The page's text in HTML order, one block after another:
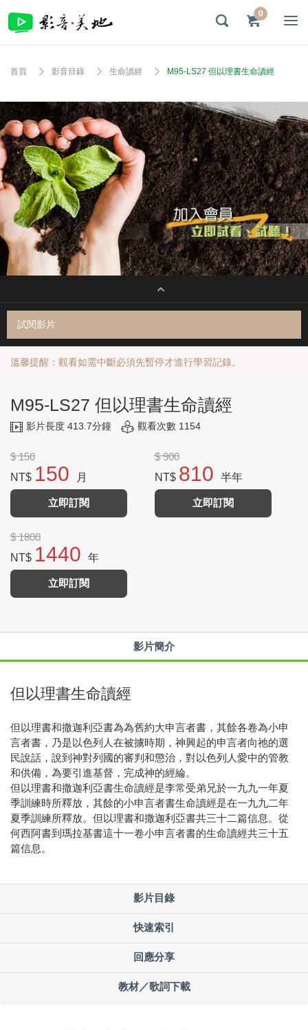
0
首頁 影音目錄 生命讀經 M95-LS27 但以理書生命讀經
試閱影片
溫馨提醒：觀看如需中斷必須先暫停才進行學習記錄。
M95-LS27 但以理書生命讀經
影片長度 413.7分鐘 觀看次數 1154
$ 150
NT$ 150 月
立即訂閱
$ 900
NT$ 810 半年
立即訂閱
$ 1800
NT$ 1440 年
立即訂閱
影片簡介
但以理書生命讀經
但以理書和撒迦利亞書為為舊約大申言者書，其餘各卷為小申
言者書，乃是以色列人在被擄時期，神興起的申言者向祂的選
民說話，說到神對列國的審判和懲治，對以色列人愛中的管教
和供備，為要引進基督，完成神的經綸。
但以理書和撒迦利亞書生命讀經是李常受弟兄於一九九一年夏
季訓練時所釋放，其餘的小申言者書生命讀經是在一九九二年
夏季訓練所釋放。但以理書和撒迦利亞書共三十二篇信息。從
何西阿書到瑪拉基書這十一卷小申言者書的生命讀經共三十五
篇信息。
影片目錄
快速索引
回應分享
教材／歌詞下載